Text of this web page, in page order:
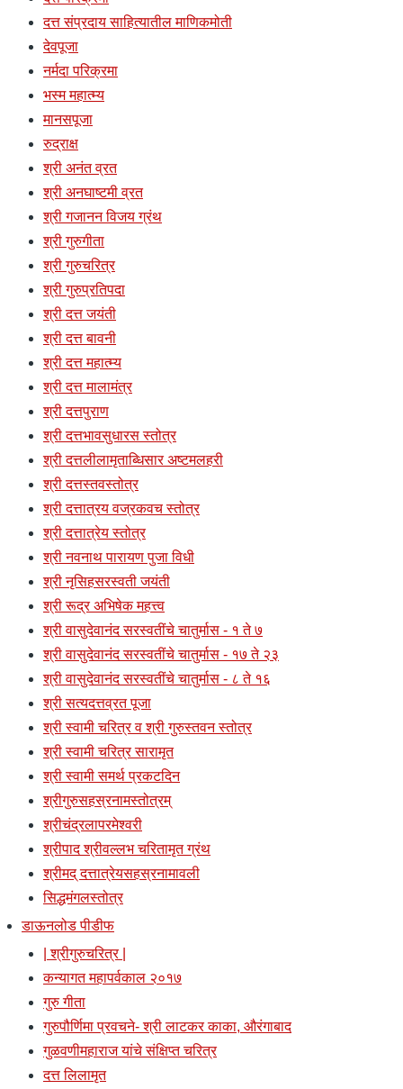
दत्त संप्रदाय साहित्यातील माणिकमोती
देवपूजा
नर्मदा परिक्रमा
भस्म महात्म्य
मानसपूजा
रुद्राक्ष
श्री अनंत व्रत
श्री अनघाष्टमी व्रत
श्री गजानन विजय ग्रंथ
श्री गुरुगीता
श्री गुरुचरित्र
श्री गुरुप्रतिपदा
श्री दत्त जयंती
श्री दत्त बावनी
श्री दत्त महात्म्य
श्री दत्त मालामंत्र
श्री दत्तपुराण
श्री दत्तभावसुधारस स्तोत्र
श्री दत्तलीलामृताब्धिसार अष्टमलहरी
श्री दत्तस्तवस्तोत्र
श्री दत्तात्रय वज्रकवच स्तोत्र
श्री दत्तात्रेय स्तोत्र
श्री नवनाथ पारायण पुजा विधी
श्री नृसिहसरस्वती जयंती
श्री रूद्र अभिषेक महत्त्व
श्री वासुदेवानंद सरस्वतींचे चातुर्मास - १ ते ७
श्री वासुदेवानंद सरस्वतींचे चातुर्मास - १७ ते २३
श्री वासुदेवानंद सरस्वतींचे चातुर्मास - ८ ते १६
श्री सत्यदत्तव्रत पूजा
श्री स्वामी चरित्र व श्री गुरुस्तवन स्तोत्र
श्री स्वामी चरित्र सारामृत
श्री स्वामी समर्थ प्रकटदिन
श्रीगुरुसहस्रनामस्तोत्रम्
श्रीचंद्रलापरमेश्वरी
श्रीपाद श्रीवल्लभ चरितामृत ग्रंथ
श्रीमद् दत्तात्रेयसहस्रनामावली
सिद्धमंगलस्तोत्र
डाऊनलोड पीडीफ
| श्रीगुरुचरित्र |
कन्यागत महापर्वकाल २०१७
गुरु गीता
गुरुपौर्णिमा प्रवचने- श्री लाटकर काका, औरंगाबाद
गुळवणीमहाराज यांचे संक्षिप्त चरित्र
दत्त लिलामृत